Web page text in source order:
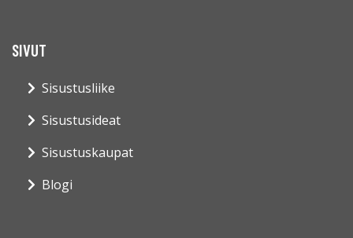
SIVUT
Sisustusliike
Sisustusideat
Sisustuskaupat
Blogi